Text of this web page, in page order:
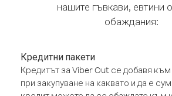
нашите гъвкави, евтини
обаждания:
Кредитни пакети
Кредитът за Viber Out се добавя
при закупуване на каквато и да е